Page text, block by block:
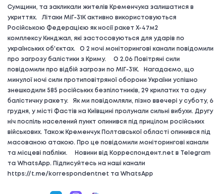
Сумщини, та закликали жителів Кременчука залишатися в
укриттях. Літаки МіГ-31К активно використовуються
Російською Федерацією як носії ракет Х-47м2
комплексу Кинджал, які застосовуються для ударів по
українських об'єктах. О 2 ночі моніторингові канали повідомили
про загрозу балістики з Криму. О 2.06 Повітряні сили
повідомили про відбій загрози по МІГ-31К. Нагадаємо, що
минулої ночі сили протиповітряної оборони України успішно
знешкодили 585 російських безпілотників, 29 крилатих та одну
балістичну ракету. Як ми повідомляли, пізно ввечері у суботу, 6
грудня, у місті Фастів на Київщині пролунали сильні вибухи. Другу
ніч поспіль населений пункт опинився під прицілом російських
військових. Також Кременчук Полтавської області опинився під
масованою атакою. Про це повідомили моніторингові канали
та місцеві пабліки. Новини від Корреспондент.net в Telegram
та WhatsApp. Підписуйтесь на наші канали
https://t.me/korrespondentnet та WhatsApp